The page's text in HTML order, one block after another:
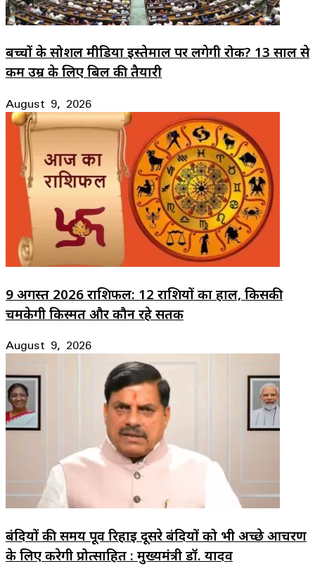
बच्चों के सोशल मीडिया इस्तेमाल पर लगेगी रोक? 13 साल से
कम उम्र के लिए बिल की तैयारी
August 9, 2026
9 अगस्त 2026 राशिफल: 12 राशियों का हाल, किसकी
चमकेगी किस्मत और कौन रहे सतर्क
August 9, 2026
बंदियों की समय पूर्व रिहाई दूसरे बंदियों को भी अच्छे आचरण
के लिए करेगी प्रोत्साहित : मुख्यमंत्री डॉ. यादव